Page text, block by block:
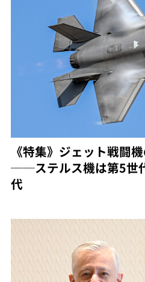
《特集》ジェット戦闘
──ステルス機は第5世
代